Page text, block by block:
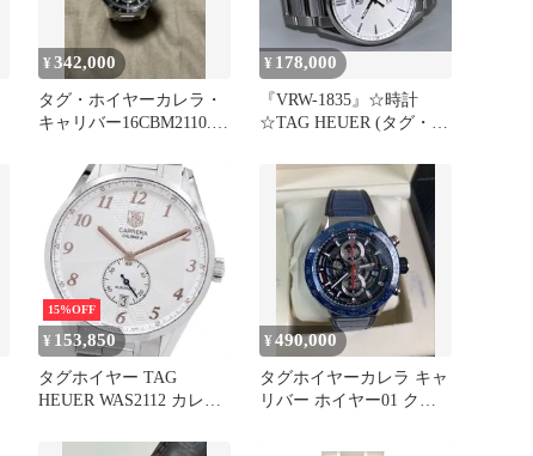
¥342,000
タグ・ホイヤーカレラ・
キャリバー16CBM2110.
¥ 178,000
『VRW-1835』☆時計
☆TAG HEUER (タグ・ホ
ー)☆WAR201B.BA0723☆
カレラ キャリバー5 デイ
デイト☆SL文字盤 メン
ズ 自動巻き 稼働品☆
15%OFF
¥ 153,850
タグホイヤー TAG
HEUER WAS2112 カレラ
自動巻き メンズ _914176
¥490,000
タグホイヤーカレラ キャ
リバー ホイヤー01 クロ